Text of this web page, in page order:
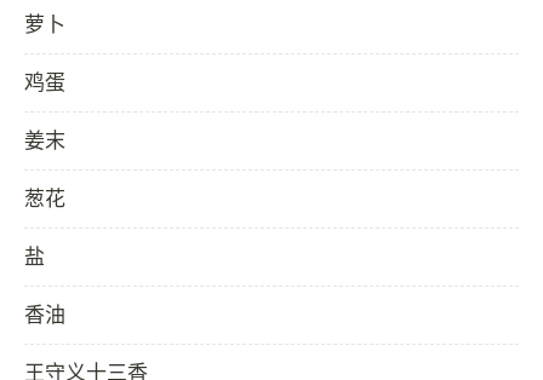
萝卜
鸡蛋
姜末
葱花
盐
香油
王守义十三香